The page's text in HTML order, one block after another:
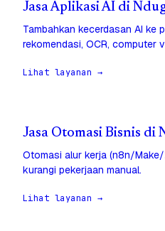
Jasa Aplikasi AI di
Tambahkan kecerdasan AI ke
rekomendasi, OCR, computer
Lihat layanan →
Jasa Otomasi Bisnis di
Otomasi alur kerja (n8n/
kurangi pekerjaan manual.
Lihat layanan →